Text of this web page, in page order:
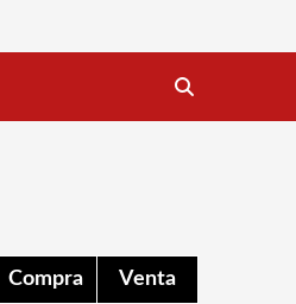
Compra Venta